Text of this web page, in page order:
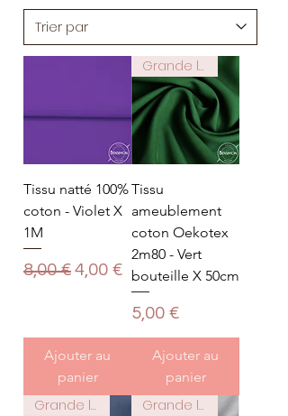
Tissu natté 100%
coton - Violet X
1M
Prix original
8,00 € Prix promotionnel
4,00 €
Ajouter au
panier
Grande largeur 2m80
Tissu
ameublement
coton Oekotex
2m80 - Vert
bouteille X 50cm
Prix
5,00 €
Ajouter au
panier
Grande largeur 2m80 Grande largeur 2m80